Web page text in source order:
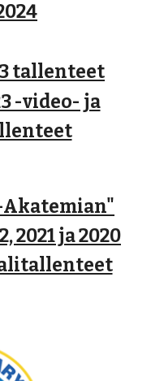
tallenteet
-video- ja
Akatemian"
2021 ja 2020